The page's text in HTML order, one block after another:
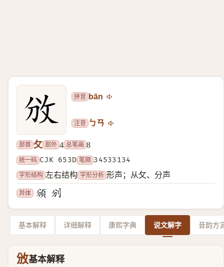
拼音 bān
注音 ㄅㄢ
部首 攵 部外 4 总笔画 8
统一码 CJK 653D 笔顺 34533134
字形结构 左右结构 字形分析 形声；从攵、分声
异体
基本解释 详细解释 康熙字典 说文解字 音韵方
攽基本解释